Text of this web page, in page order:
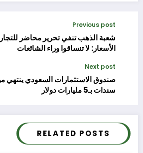
Previous post
شعبة الذهب تنفي تحرير محاضر
الأسعار: لا تنساقوا وراء الشائعات
Next post
صندوق الاستثمارات السعودي ينتهي
سندات بـ5 مليارات دولار
RELATED POSTS